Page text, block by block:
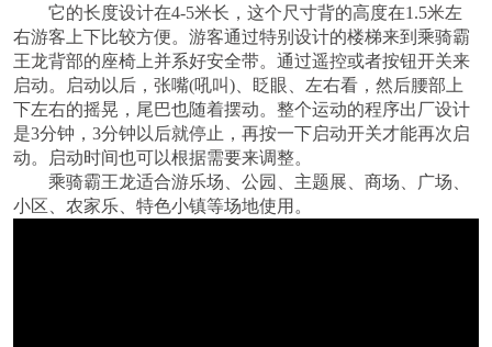
它的长度设计在4-5米长，这个尺寸背的高度在1.5米左
右游客上下比较方便。游客通过特别设计的楼梯来到乘骑霸
王龙背部的座椅上并系好安全带。通过遥控或者按钮开关来
启动。启动以后，张嘴(吼叫) 、眨眼、左右看，然后腰部上
下左右的摇晃，尾巴也随着摆动。整个运动的程序出厂设计
是3分钟， 3分钟以后就停止，再按一下启动开关才能再次启
动。启动时间也可以根据需要来调整。
乘骑霸王龙适合游乐场、公园、主题展、商场、广场、
小区、农家乐、特色小镇等场地使用。